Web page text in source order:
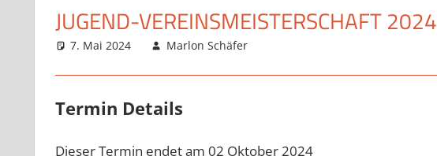
JUGEND-VEREINSMEISTERSCHAFT 2024
7. Mai 2024 Marlon Schäfer
Termin Details
Dieser Termin endet am 02 Oktober 2024